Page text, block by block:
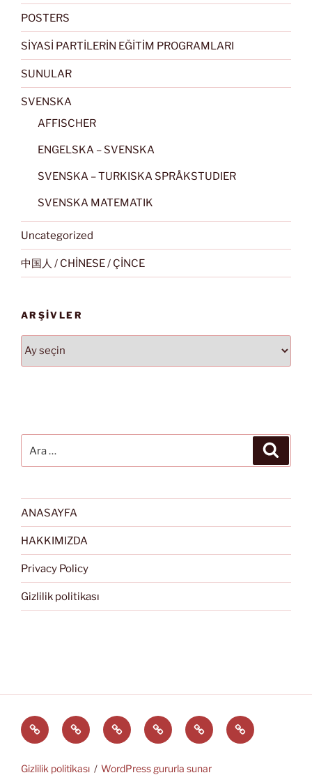
POSTERS
SİYASİ PARTİLERİN EĞİTİM PROGRAMLARI
SUNULAR
SVENSKA
AFFISCHER
ENGELSKA – SVENSKA
SVENSKA – TURKISKA SPRÅKSTUDIER
SVENSKA MATEMATIK
Uncategorized
中国人 / CHİNESE / ÇİNCE
ARŞIVLER
Arşivler
ANASAYFA
HAKKIMIZDA
Privacy Policy
Gizlilik politikası
Türkçe English Svenskaالعربية
中
文
EĞİTİM
ARAÇLARI
Gizlilik politikası WordPress gururla sunar